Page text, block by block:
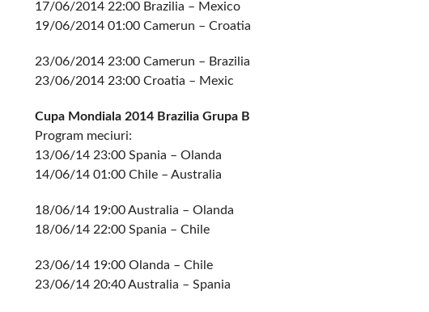
17/06/2014 22:00 Brazilia – Mexico
19/06/2014 01:00 Camerun – Croatia
23/06/2014 23:00 Camerun – Brazilia
23/06/2014 23:00 Croatia – Mexic
Cupa Mondiala 2014 Brazilia Grupa B
Program meciuri:
13/06/14 23:00 Spania – Olanda
14/06/14 01:00 Chile – Australia
18/06/14 19:00 Australia – Olanda
18/06/14 22:00 Spania – Chile
23/06/14 19:00 Olanda – Chile
23/06/14 20:40 Australia – Spania